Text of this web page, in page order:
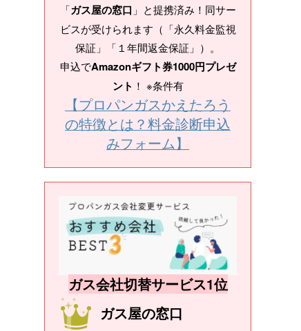
「ガス屋の窓口 」と提携済み！同サー
ビスが受けられます（「永久料金監視
保証」「１年間返金保証」）。
申込でAmazonギフト券1000円プレゼ
ント ！ ※条件有
【プロパンガスかえたろう
の特徴とは？料金診断申込
みフォーム】
ガス会社切替サービス1位
ガス屋の窓口